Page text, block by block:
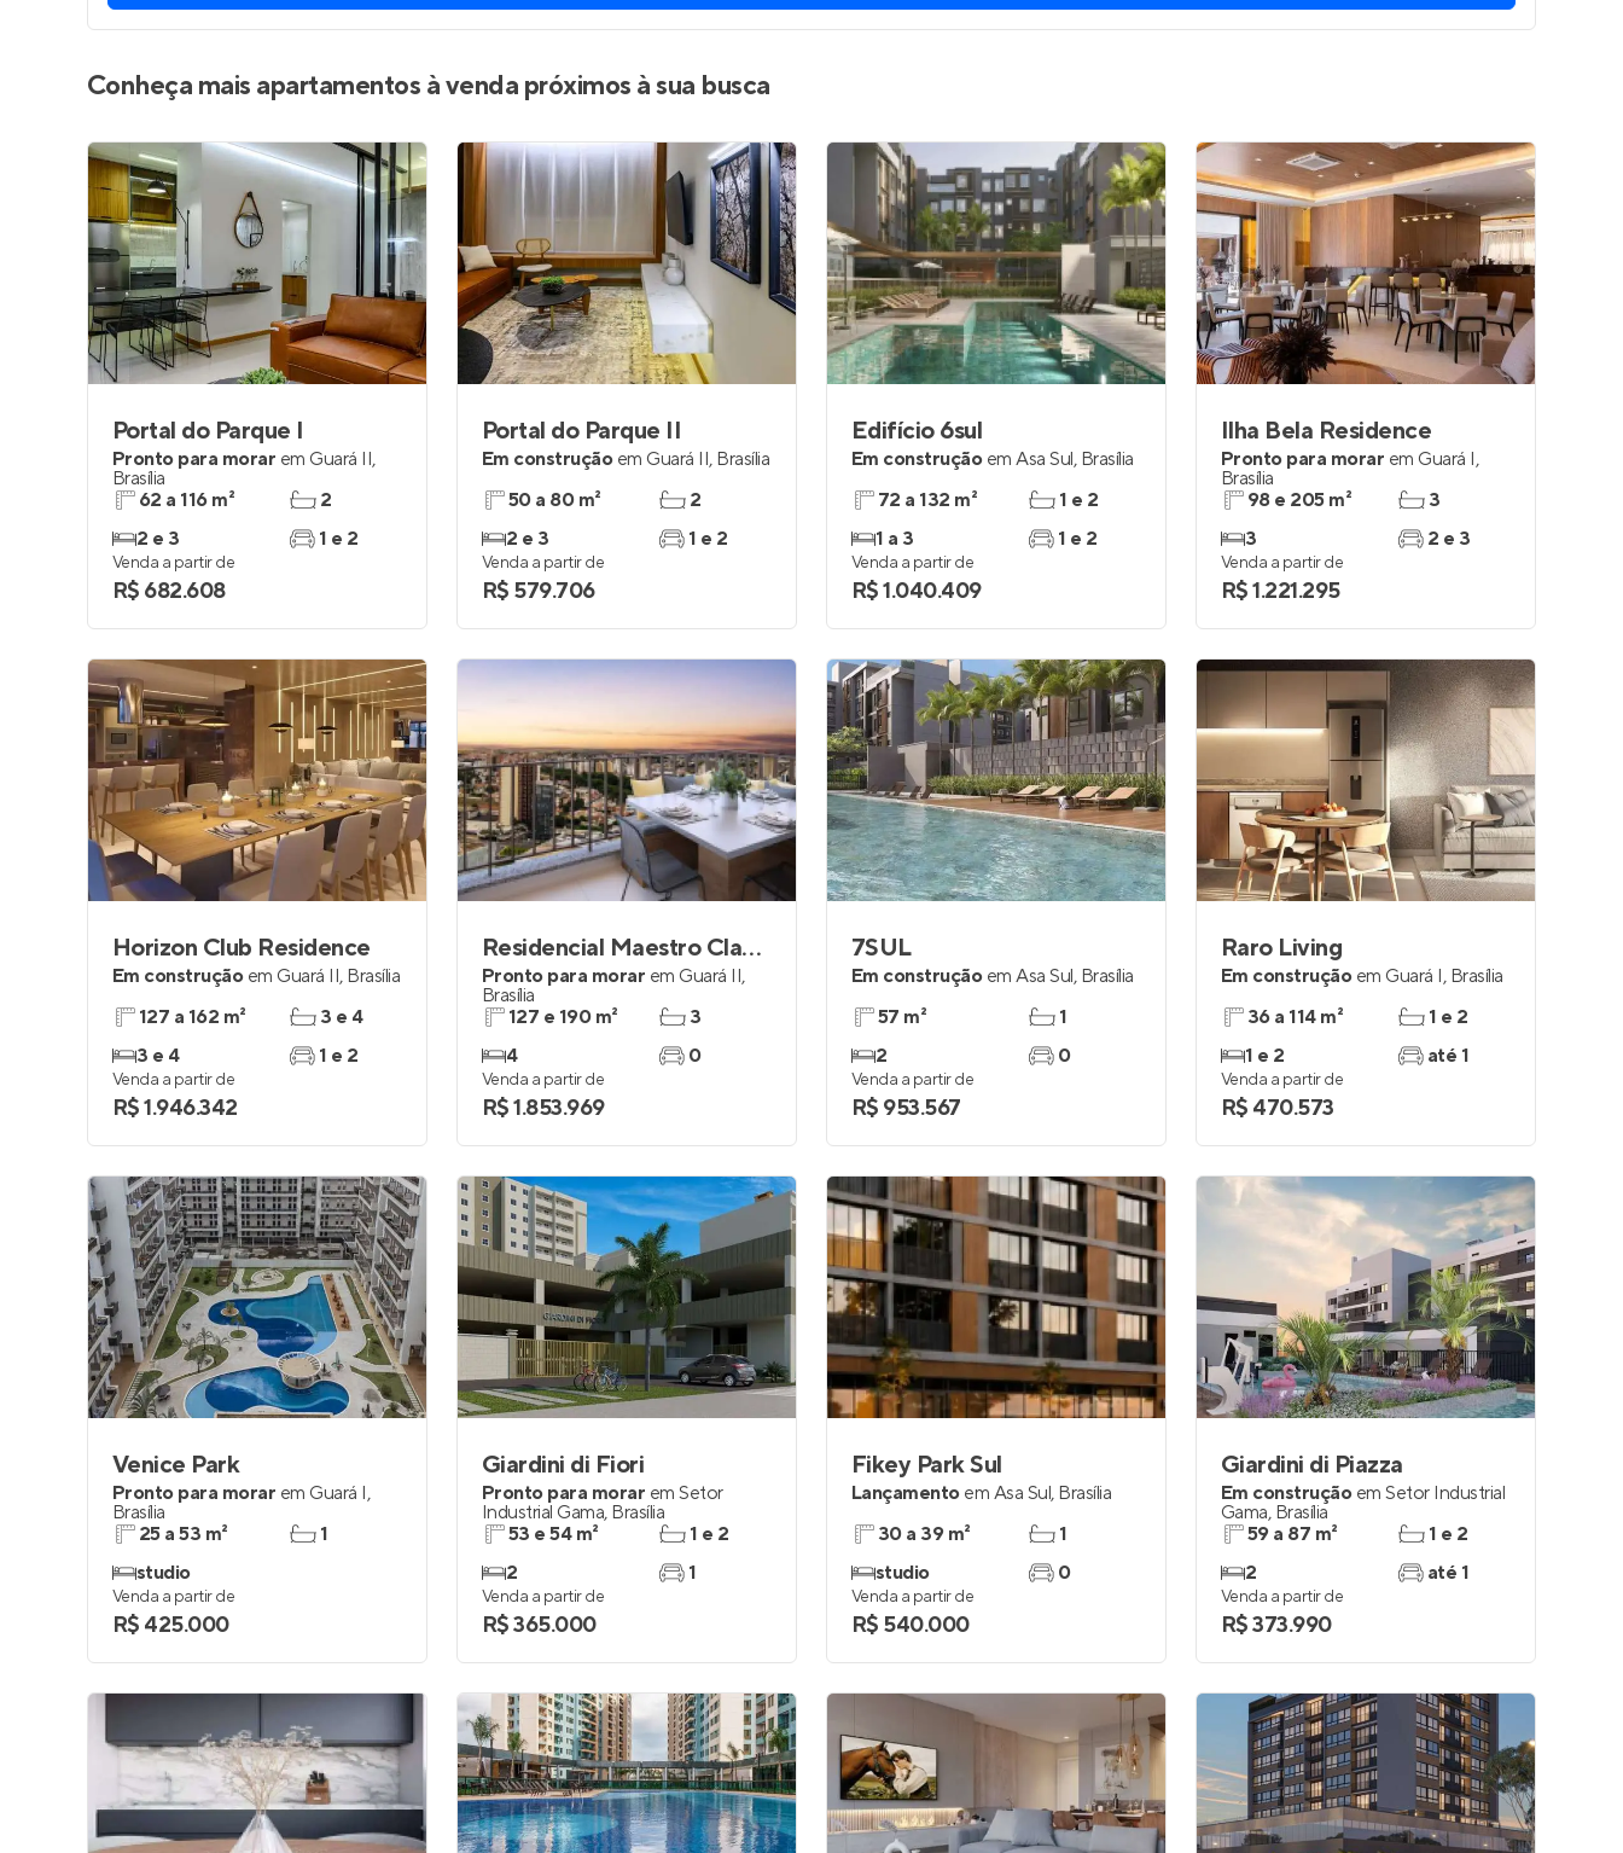
Conheça mais apartamentos à venda próximos à sua busca
Portal do Parque I
Pronto para morar em Guará II,
Brasília
62 a 116 m²
2 e 3
2
1 e 2
Venda a partir de
R$ 682.608
Portal do Parque II
Em construção em Guará II, Brasília
50 a 80 m²
2 e 3
2
1 e 2
Venda a partir de
R$ 579.706
Edifício 6sul
Em construção em Asa Sul, Brasília
72 a 132 m²
1 a 3
1 e 2
1 e 2
Venda a partir de
R$ 1.040.409
Ilha Bela Residence
Pronto para morar em Guará I,
Brasília
98 e 205 m²
3
3
2 e 3
Venda a partir de
R$ 1.221.295
Horizon Club Residence
Em construção em Guará II, Brasília
127 a 162 m²
3 e 4
3 e 4
1 e 2
Venda a partir de
R$ 1.946.342
Residencial Maestro Claudio Cohen
Pronto para morar em Guará II,
Brasília
127 e 190 m²
4
3
0
Venda a partir de
R$ 1.853.969
7SUL
Em construção em Asa Sul, Brasília
57 m²
2
1
0
Venda a partir de
R$ 953.567
Raro Living
Em construção em Guará I, Brasília
36 a 114 m²
1 e 2
1 e 2
até 1
Venda a partir de
R$ 470.573
Venice Park
Pronto para morar em Guará I,
Brasília
25 a 53 m²
studio
1
Venda a partir de
R$ 425.000
Giardini di Fiori
Pronto para morar em Setor
Industrial Gama, Brasília
53 e 54 m²
2
1 e 2
1
Venda a partir de
R$ 365.000
Fikey Park Sul
Lançamento em Asa Sul, Brasília
30 a 39 m²
studio
1
0
Venda a partir de
R$ 540.000
Giardini di Piazza
Em construção em Setor Industrial
Gama, Brasília
59 a 87 m²
2
1 e 2
até 1
Venda a partir de
R$ 373.990